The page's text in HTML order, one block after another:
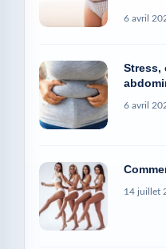
6 avril
Stress,
6 avril
14 juillet